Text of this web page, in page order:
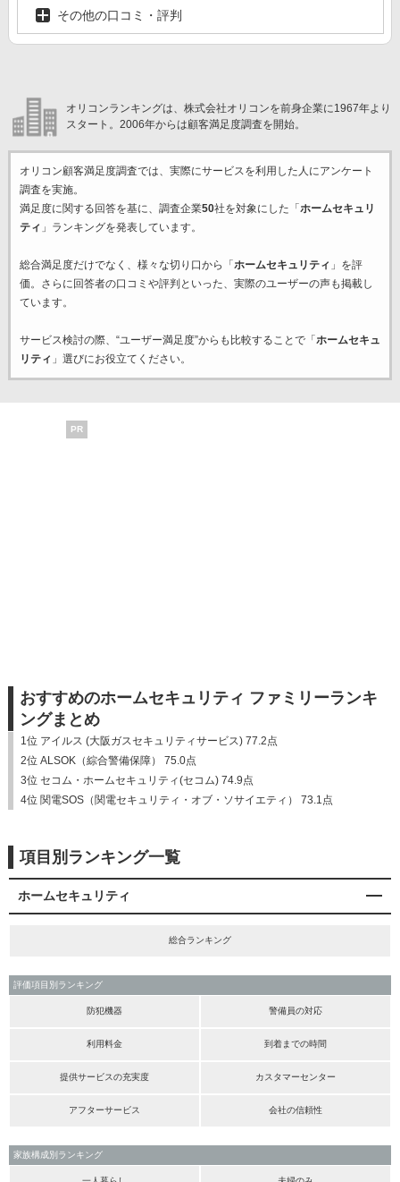
その他の口コミ・評判
オリコンランキングは、株式会社オリコンを前身企業に1967年より
スタート。2006年からは顧客満足度調査を開始。
オリコン顧客満足度調査では、実際にサービスを利用した 人にアンケート
調査を実施。
満足度に関する回答を基に、調査企業50社を対象にした「 ホームセキュリ
ティ 」ランキングを発表しています。
総合満足度だけでなく、様々な切り口から「 ホームセキュリティ 」を評
価。さらに回答者の口コミや評判といった、実際のユーザーの声も掲載し
ています。
サービス検討の際、“ユーザー満足度”からも比較することで「 ホームセキュ
リティ 」選びにお役立てください。
PR
おすすめのホームセキュリティ ファミリーランキ
ングまとめ
1位 アイルス (大阪ガスセキュリティサービス) 77.2点
2位 ALSOK（綜合警備保障） 75.0点
3位 セコム・ホームセキュリティ(セコム) 74.9点
4位 関電SOS（関電セキュリティ・オブ・ソサイエティ） 73.1点
項目別ランキング一覧
ホームセキュリティ
総合ランキング
評価項目別ランキング
防犯機器 警備員の対応
利用料金 到着までの時間
提供サービスの充実度 カスタマーセンター
アフターサービス 会社の信頼性
家族構成別ランキング